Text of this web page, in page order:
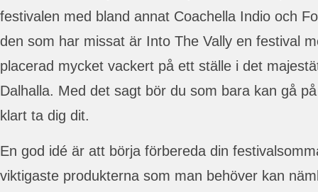
festivalen med bland annat Coachella Indio och
den som har missat är Into The Vally en festival
placerad mycket vackert på ett ställe i det
Dalhalla. Med det sagt bör du som bara kan gå
klart ta dig dit.
En god idé är att börja förbereda din
viktigaste produkterna som man behöver kan